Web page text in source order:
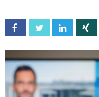
Facebook Twitter Linkedin